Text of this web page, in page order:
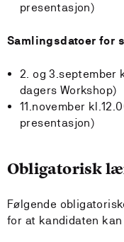
presentasjon)
Samlingsdatoer for
2. og 3.september
dagers Workshop)
11.november
presentasjon)
Obligatorisk
Følgende
for at kandidaten